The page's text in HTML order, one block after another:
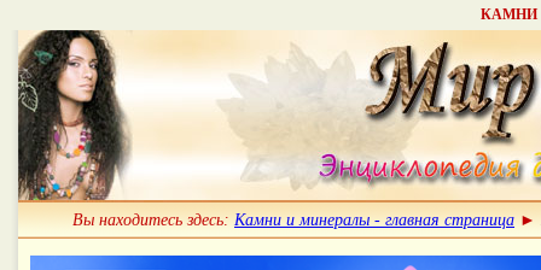
КАМНИ
Вы находитесь здесь: Камни и минералы - главная страница ►